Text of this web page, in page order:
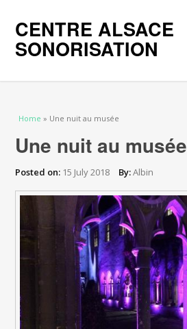
CENTRE ALSACE
SONORISATION
You are here
Home » Une nuit au musée
Une nuit au musée
Posted on: 15 July 2018 By:Albin